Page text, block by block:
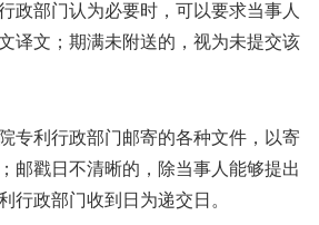
政部门认为必要时，可以要求当事人
译文；期满未附送的，视为未提交该
专利行政部门邮寄的各种文件，以寄
邮戳日不清晰的，除当事人能够提出
行政部门收到日为递交日。